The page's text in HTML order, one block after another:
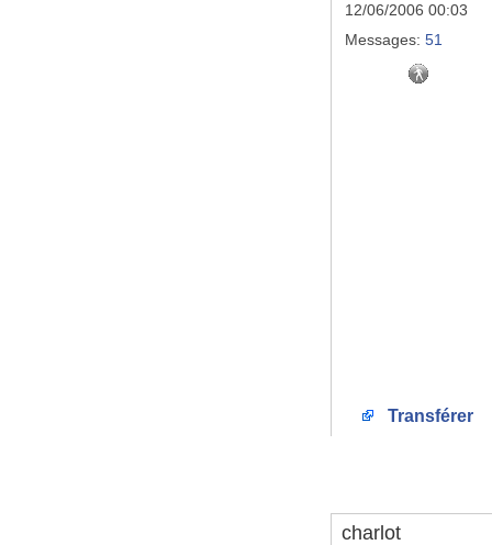
12/06/2006 00:03
Messages: 51
Transférer
charlot